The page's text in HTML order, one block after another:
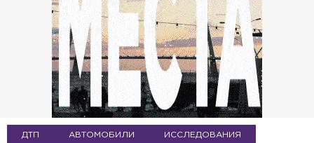
ДТП АВТОМОБИЛИ ИССЛЕДОВАНИЯ